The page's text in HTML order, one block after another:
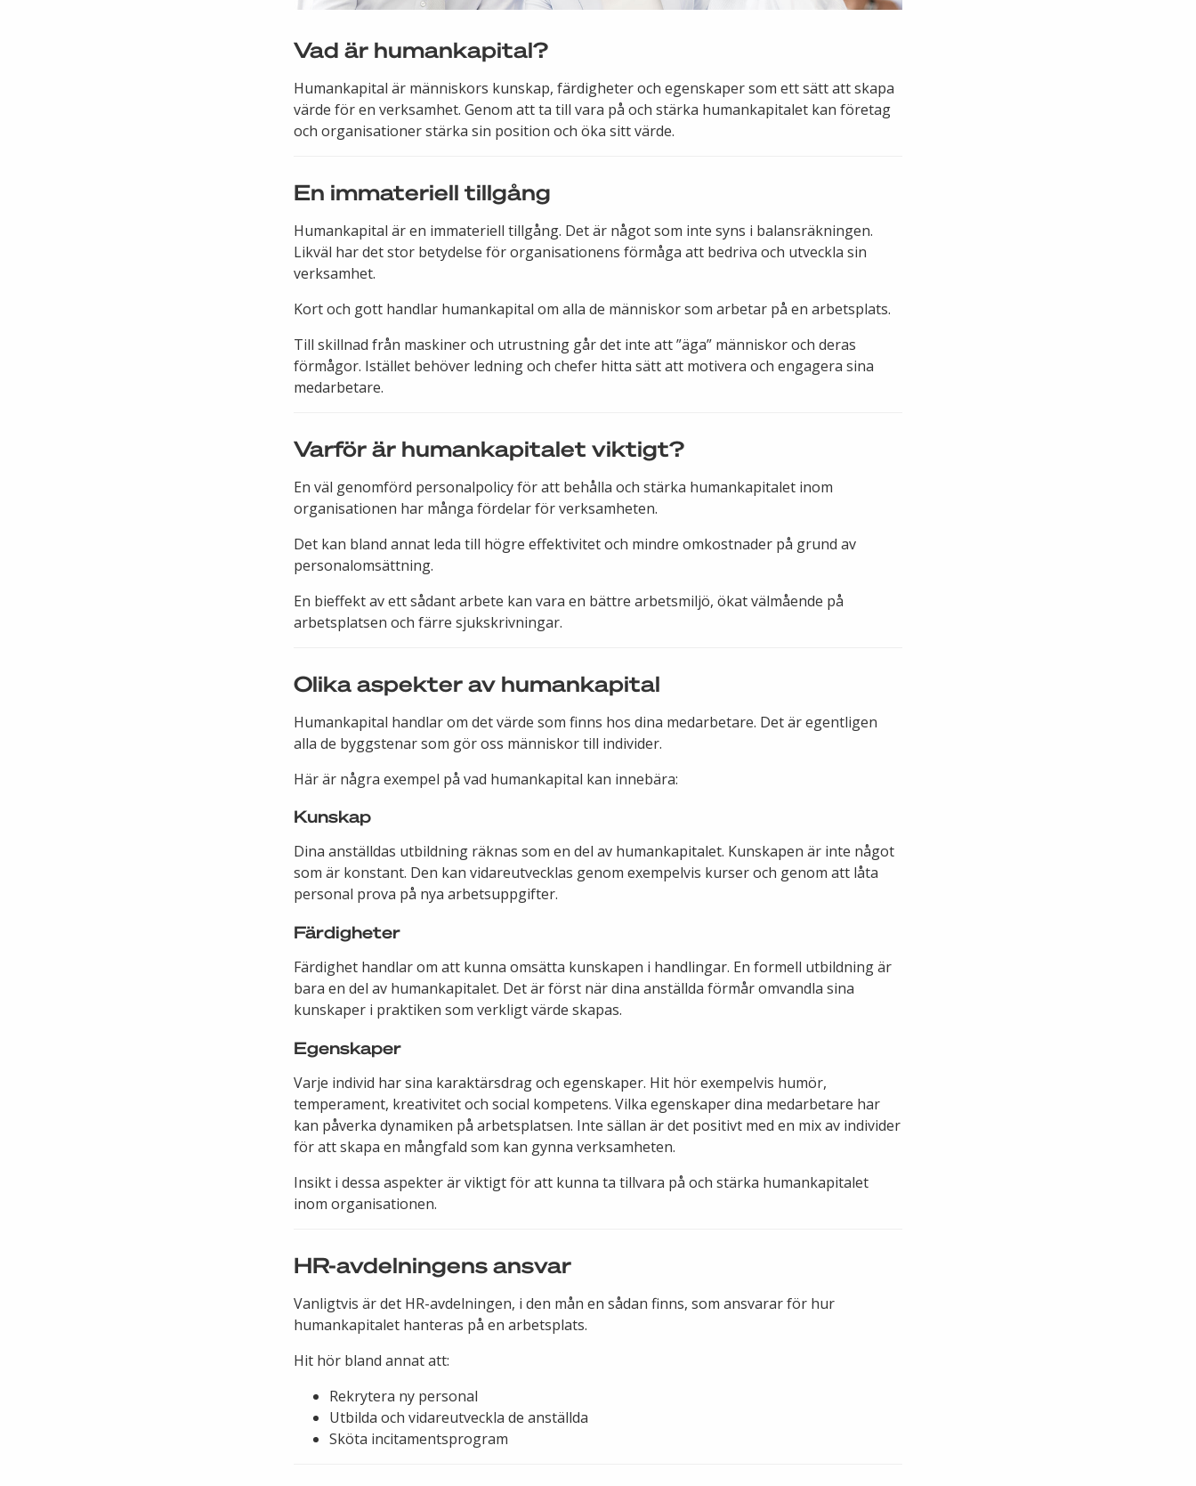
Vad är humankapital?
Humankapital är människors kunskap, färdigheter och egenskaper som ett sätt att skapa
värde för en verksamhet. Genom att ta till vara på och stärka humankapitalet kan företag
och organisationer stärka sin position och öka sitt värde.
En immateriell tillgång
Humankapital är en immateriell tillgång. Det är något som inte syns i balansräkningen.
Likväl har det stor betydelse för organisationens förmåga att bedriva och utveckla sin
verksamhet.
Kort och gott handlar humankapital om alla de människor som arbetar på en arbetsplats.
Till skillnad från maskiner och utrustning går det inte att ”äga” människor och deras
förmågor. Istället behöver ledning och chefer hitta sätt att motivera och engagera sina
medarbetare.
Varför är humankapitalet viktigt?
En väl genomförd personalpolicy för att behålla och stärka humankapitalet inom
organisationen har många fördelar för verksamheten.
Det kan bland annat leda till högre effektivitet och mindre omkostnader på grund av
personalomsättning.
En bieffekt av ett sådant arbete kan vara en bättre arbetsmiljö, ökat välmående på
arbetsplatsen och färre sjukskrivningar.
Olika aspekter av humankapital
Humankapital handlar om det värde som finns hos dina medarbetare. Det är egentligen
alla de byggstenar som gör oss människor till individer.
Här är några exempel på vad humankapital kan innebära:
Kunskap
Dina anställdas utbildning räknas som en del av humankapitalet. Kunskapen är inte något
som är konstant. Den kan vidareutvecklas genom exempelvis kurser och genom att låta
personal prova på nya arbetsuppgifter.
Färdigheter
Färdighet handlar om att kunna omsätta kunskapen i handlingar. En formell utbildning är
bara en del av humankapitalet. Det är först när dina anställda förmår omvandla sina
kunskaper i praktiken som verkligt värde skapas.
Egenskaper
Varje individ har sina karaktärsdrag och egenskaper. Hit hör exempelvis humör,
temperament, kreativitet och social kompetens. Vilka egenskaper dina medarbetare har
kan påverka dynamiken på arbetsplatsen. Inte sällan är det positivt med en mix av individer
för att skapa en mångfald som kan gynna verksamheten.
Insikt i dessa aspekter är viktigt för att kunna ta tillvara på och stärka humankapitalet
inom organisationen.
HR-avdelningens ansvar
Vanligtvis är det HR-avdelningen, i den mån en sådan finns, som ansvarar för hur
humankapitalet hanteras på en arbetsplats.
Hit hör bland annat att:
Rekrytera ny personal
Utbilda och vidareutveckla de anställda
Sköta incitamentsprogram